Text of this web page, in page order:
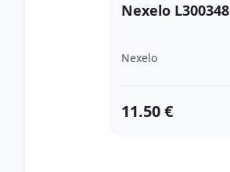
Nexelo L300348
Nexelo
11.50 €